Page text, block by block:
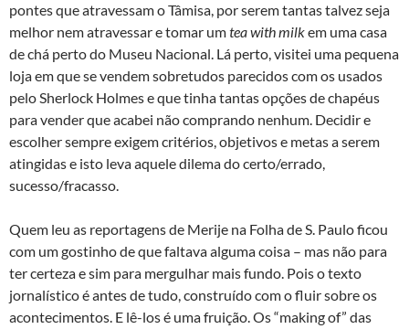
pontes que atravessam o Tâmisa, por serem tantas talvez seja
melhor nem atravessar e tomar umtea with milkem uma casa
de chá perto do Museu Nacional. Lá perto, visitei uma pequena
loja em que se vendem sobretudos parecidos com os usados
pelo Sherlock Holmes e que tinha tantas opções de chapéus
para vender que acabei não comprando nenhum. Decidir e
escolher sempre exigem critérios, objetivos e metas a serem
atingidas e isto leva aquele dilema do certo/errado,
sucesso/fracasso.
Quem leu as reportagens de Merije na Folha de S. Paulo ficou
com um gostinho de que faltava alguma coisa – mas não para
ter certeza e sim para mergulhar mais fundo. Pois o texto
jornalístico é antes de tudo, construído com o fluir sobre os
acontecimentos. E lê-los é uma fruição. Os “making of” das